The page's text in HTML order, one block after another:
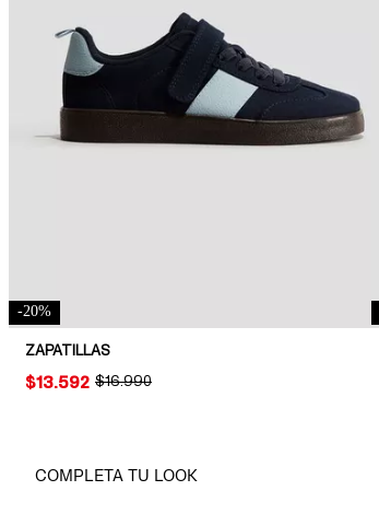
-20%
ZAPATILLAS
ORIGINAL PRICE:
$16.990
PRICE:
$13.592
COMPLETA TU LOOK